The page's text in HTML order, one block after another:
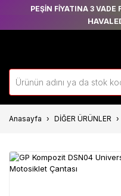
PEŞİN FİYATINA 3 VADE
Anasayfa DİĞER ÜRÜNLER